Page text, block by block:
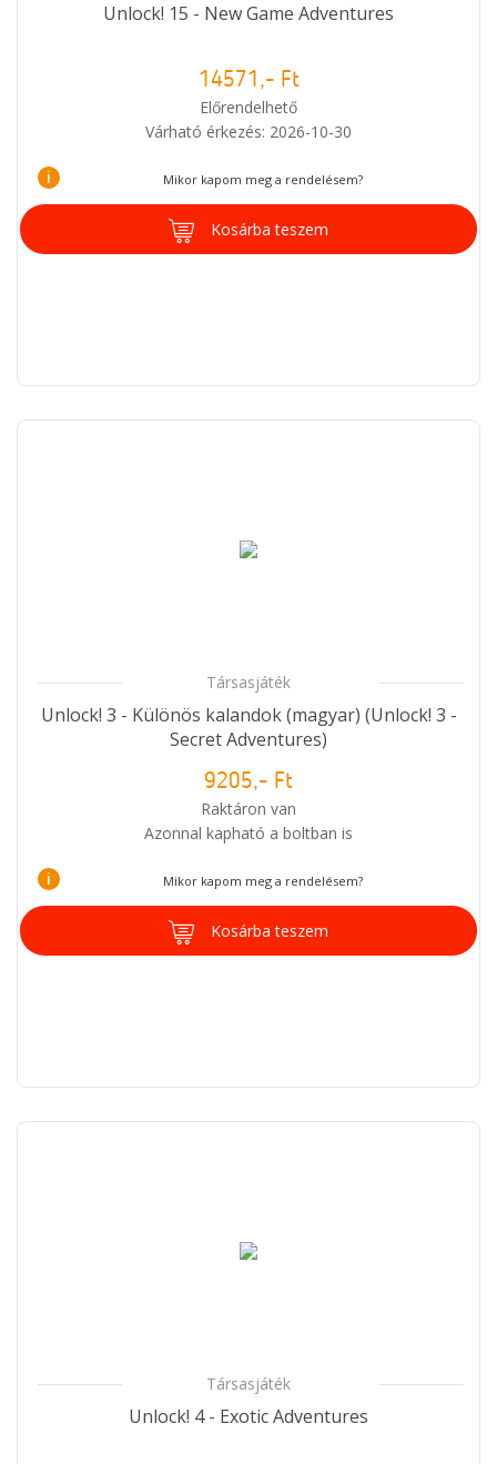
Unlock! 15 - New Game Adventures
14571,- Ft
Előrendelhető
Várható érkezés: 2026-10-30
i Mikor kapom meg a rendelésem?
Kosárba teszem
Társasjáték
Unlock! 3 - Különös kalandok (magyar) (Unlock! 3 -
Secret Adventures)
9205,- Ft
Raktáron van
Azonnal kapható a boltban is
i Mikor kapom meg a rendelésem?
Kosárba teszem
Társasjáték
Unlock! 4 - Exotic Adventures